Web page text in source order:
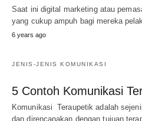
Saat ini digital marketing atau
yang cukup ampuh bagi mereka
6 years ago
JENIS-JENIS KOMUNIKASI
5 Contoh Komunikasi
Komunikasi Teraupetik adalah
dan direncanakan dengan tujuan